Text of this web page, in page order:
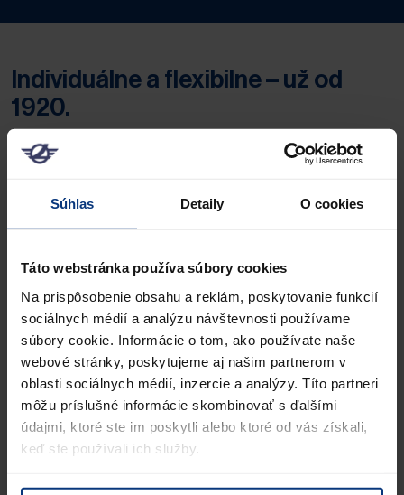
Súhlas Detaily O cookies
Táto webstránka používa súbory cookies
Na prispôsobenie obsahu a reklám, poskytovanie funkcií
sociálnych médií a analýzu návštevnosti používame
súbory cookie. Informácie o tom, ako používate naše
webové stránky, poskytujeme aj našim partnerom v
oblasti sociálnych médií, inzercie a analýzy. Títo partneri
môžu príslušné informácie skombinovať s ďalšími
údajmi, ktoré ste im poskytli alebo ktoré od vás získali,
keď ste používali ich služby.
Individuálne a flexibilne – už od
1920.
Našiodborníci na logistiku
majú potrebné know-how
na rozmanité riešenia prispôsobené jednotlivým
Začíname spoločnou analýzou vašich želaní a
riešeniaorientované na budúcnosť.
Logistika skladovania a
Warehousing s Lagermax.
Lagermax prevezme celú vašu